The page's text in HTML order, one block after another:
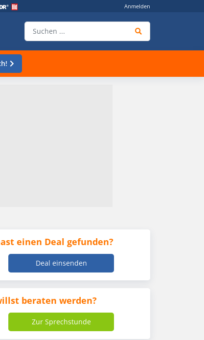
Anmelden
einen Deal gefunden?
Deal einsenden
beraten werden?
Zur Sprechstunde